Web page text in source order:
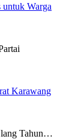
Warga
Karawang
Tahun…